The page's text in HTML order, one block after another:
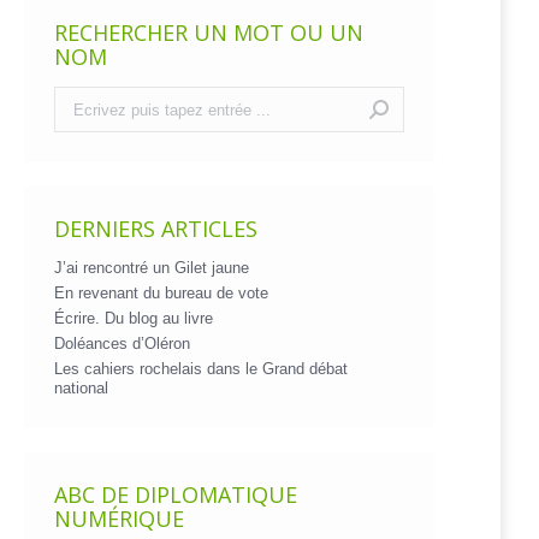
RECHERCHER UN MOT OU UN
NOM
DERNIERS ARTICLES
J’ai rencontré un Gilet jaune
En revenant du bureau de vote
Écrire. Du blog au livre
Doléances d’Oléron
Les cahiers rochelais dans le Grand débat
national
ABC DE DIPLOMATIQUE
NUMÉRIQUE